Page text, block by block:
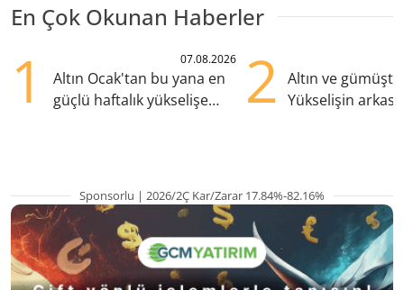
En Çok Okunan Haberler
1 07.08.2026
Altın Ocak'tan bu yana en
güçlü haftalık yükselişe
2
Altın ve
Yükselişin
Sponsorlu | 2026/2Ç Kar/Zarar 17.84%-82.16%